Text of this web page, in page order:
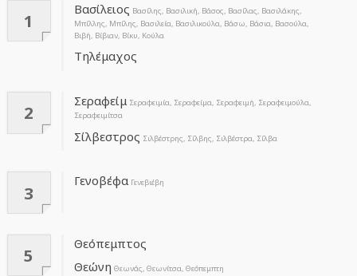
1
Βασίλειος Βασίλης, Βασιλική, Βάσος, Βασίλας, Βασιλάκης,
Μπίλλης, Μπίλης, Βασιλεία, Βασιλικούλα, Βάσω, Βάσια, Βασούλα,
Βιβή, Βίβιαν, Βίκυ, Κούλα
Τηλέμαχος
2
Σεραφείμ Σεραφειμία, Σεραφείμα, Σεραφειμή, Σεραφειμούλα,
Σεραφειμίτσα
Σίλβεστρος Σιλβέστρης, Σίλβης, Σιλβέστρα, Σίλβα
3
Γενοβέφα Γενεβιέβη
5
Θεόπεμπτος
Θεώνη Θεωνάς, Θεωνίτσα, Θεόπεμπτη